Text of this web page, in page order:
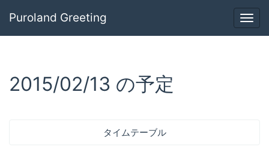
Puroland Greeting
2015/02/13 の予定
タイムテーブル